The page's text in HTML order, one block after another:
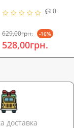
0
629,00грн. -16%
528,00грн.
доставка